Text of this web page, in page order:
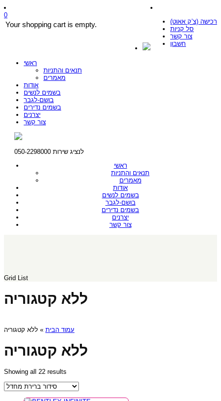
רכישה (צ’ק אאוט)
סל קניות
צור קשר
חשבון
0
Your shopping cart is empty.
ראשי
תנאים והתניות
מאמרים
אודות
בשמים לנשים
בושם-לגבר
בשמים נדירים
יצרנים
צור קשר
לנציג שירות 050-2298000
ראשי
תנאים והתניות
מאמרים
אודות
בשמים לנשים
בושם-לגבר
בשמים נדירים
יצרנים
צור קשר
Grid List
ללא קטגוריה
עמוד הבית » ללא קטגוריה
ללא קטגוריה
Showing all 22 results